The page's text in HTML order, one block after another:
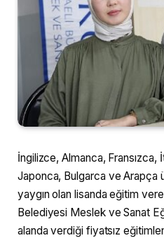
İngilizce, Almanca,
Japonca, Bulgarca ve Arapça
yaygın olan lisanda eğitim
Belediyesi Meslek ve Sanat
alanda verdiği fiyatsız